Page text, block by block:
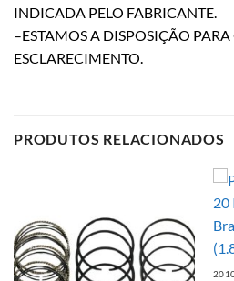
INDICADA PELO FABRICANTE.
–ESTAMOS A DISPOSIÇÃO
ESCLARECIMENTO.
PRODUTOS RELACIONADOS